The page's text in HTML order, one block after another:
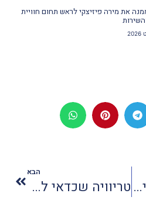
את מירה פיזיצקי לראש תחום חוויית
בשורה מLOT לציבור הדתי
הבא
טריוויה שכדאי לדעת על הקאריביים